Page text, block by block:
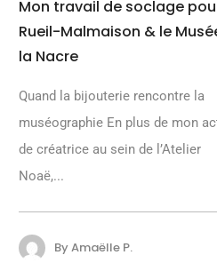
Mon travail de soclage
Rueil-Malmaison & le
la Nacre
Quand la bijouterie rencontre la
muséographie En plus de mon
de créatrice au sein de l’Atelier
Noaë,...
ByAmaëlle P.